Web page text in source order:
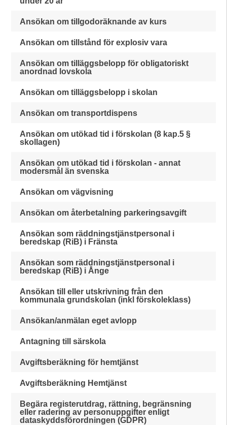
Ansökan om tillgodoräknande av kurs
Ansökan om tillstånd för explosiv vara
Ansökan om tilläggsbelopp för obligatoriskt
anordnad lovskola
Ansökan om tilläggsbelopp i skolan
Ansökan om transportdispens
Ansökan om utökad tid i förskolan (8 kap.5 §
skollagen)
Ansökan om utökad tid i förskolan - annat
modersmål än svenska
Ansökan om vägvisning
Ansökan om återbetalning parkeringsavgift
Ansökan som räddningstjänstpersonal i
beredskap (RiB) i Fränsta
Ansökan som räddningstjänstpersonal i
beredskap (RiB) i Ånge
Ansökan till eller utskrivning från den
kommunala grundskolan (inkl förskoleklass)
Ansökan/anmälan eget avlopp
Antagning till särskola
Avgiftsberäkning för hemtjänst
Avgiftsberäkning Hemtjänst
Begära registerutdrag, rättning, begränsning
eller radering av personuppgifter enligt
dataskyddsförordningen (GDPR)